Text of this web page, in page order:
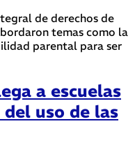
de derechos de
temas como la
parental para ser
a escuelas
uso de las